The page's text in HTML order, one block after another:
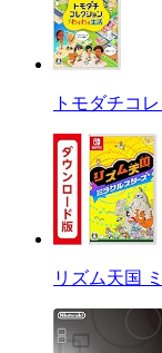
トモダチコ
リズム天国